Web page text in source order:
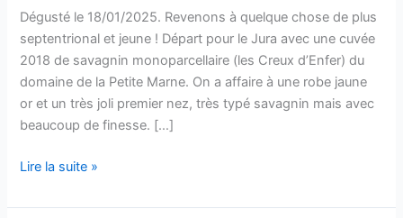
Dégusté le 18/01/2025. Revenons à quelque chose de plus
septentrional et jeune ! Départ pour le Jura avec une cuvée
2018 de savagnin monoparcellaire (les Creux d’Enfer) du
domaine de la Petite Marne. On a affaire à une robe jaune
or et un très joli premier nez, très typé savagnin mais avec
beaucoup de finesse. […]
Côtes
Jura
Lire la suite »